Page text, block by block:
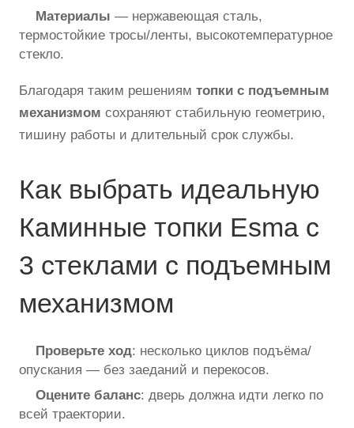
Материалы — нержавеющая сталь,
термостойкие тросы/ленты, высокотемпературное
стекло.
Благодаря таким решениям топки с подъемным
механизмом сохраняют стабильную геометрию,
тишину работы и длительный срок службы.
Как выбрать идеальную
Каминные топки Esma с
3 стеклами с подъемным
механизмом
Проверьте ход: несколько циклов подъёма/
опускания — без заеданий и перекосов.
Оцените баланс: дверь должна идти легко по
всей траектории.